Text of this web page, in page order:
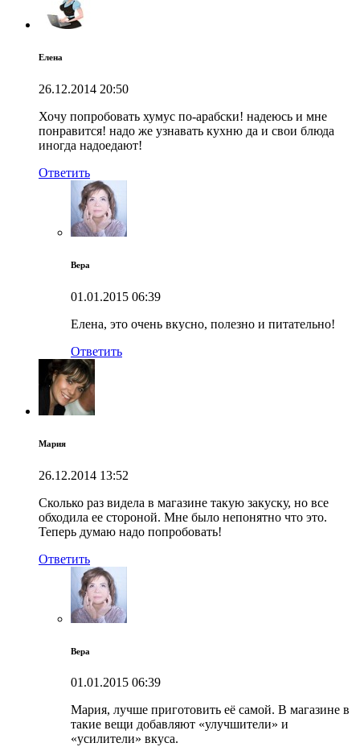
Елена
26.12.2014 20:50
Хочу попробовать хумус по-арабски! надеюсь и мне
понравится! надо же узнавать кухню да и свои блюда
иногда надоедают!
Ответить
Вера
01.01.2015 06:39
Елена, это очень вкусно, полезно и питательно!
Ответить
Мария
26.12.2014 13:52
Сколько раз видела в магазине такую закуску, но все
обходила ее стороной. Мне было непонятно что это.
Теперь думаю надо попробовать!
Ответить
Вера
01.01.2015 06:39
Мария, лучше приготовить её самой. В магазине в
такие вещи добавляют «улучшители» и
«усилители» вкуса.